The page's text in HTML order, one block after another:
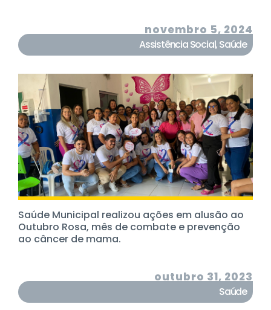
Assistência Social,Saúde
novembro 5, 2024
Saúde Municipal realizou ações em alusão ao
Outubro Rosa, mês de combate e prevenção
ao câncer de mama.
Saúde
outubro 31, 2023